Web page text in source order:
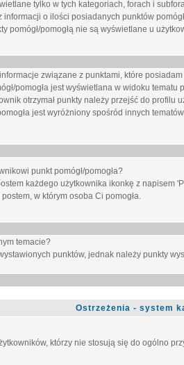
tylko w tych kategoriach, forach i
o ilości posiadanych punktów
pomógł/pomogłą nie są wyświetlane u
związane z punktami, które
pomogła jest wyświetlana w widoku
otrzymał punkty należy przejść do
jest wyróżniony spośród innych
punkt pomógł/pomogła?
każdego użytkownika ikonkę z napisem
w którym osoba Ci pomogła.
temacie?
punktów, jednak należy punkty
Ostrzeżenia - system
którzy nie stosują się do ogólno